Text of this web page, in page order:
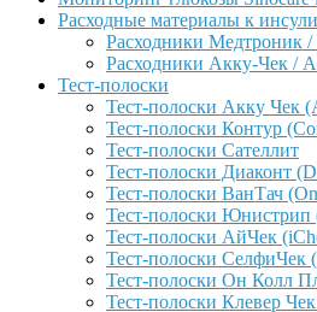
Расходные материалы к
Расходники Медтроник /
Расходники Акку-Чек /
Тест-полоски
Тест-полоски Акку Чек
Тест-полоски Контур
Тест-полоски Сателлит
Тест-полоски Диаконт
Тест-полоски ВанТач
Тест-полоски Юнистрип
Тест-полоски АйЧек
Тест-полоски СелфиЧек
Тест-полоски Он Колл
Тест-полоски Клевер